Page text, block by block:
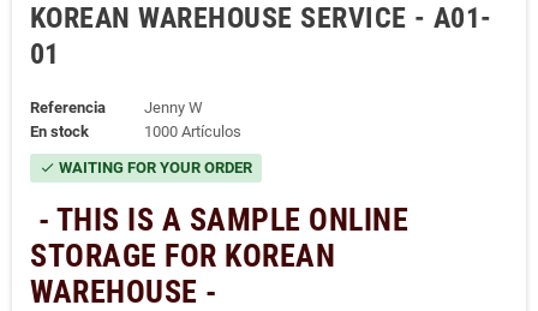
KOREAN WAREHOUSE SERVICE - A01-
01
Referencia
Jenny W
En stock
1000 Artículos
check WAITING FOR YOUR ORDER
- THIS IS A SAMPLE ONLINE
STORAGE FOR KOREAN
WAREHOUSE -